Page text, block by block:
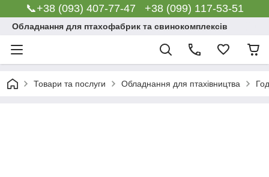
📞+38 (093) 407-77-47 +38 (099) 117-53-51
Обладнання для птахофабрик та свинокомплексів
Товари та послуги Обладнання для птахівництва